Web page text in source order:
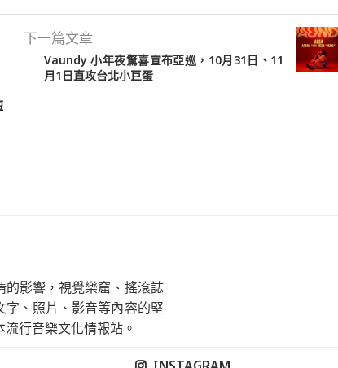
下一篇文章
Vaundy 小年夜驚喜宣布亞巡，10月31日、11
月1日直攻台北小巨蛋
影響，視覺樂窟、搖滾誌
、照片、影音等內容的堅
行音樂文化情報站。